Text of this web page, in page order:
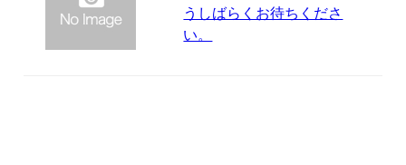
うしばらくお待ちくださ
い。